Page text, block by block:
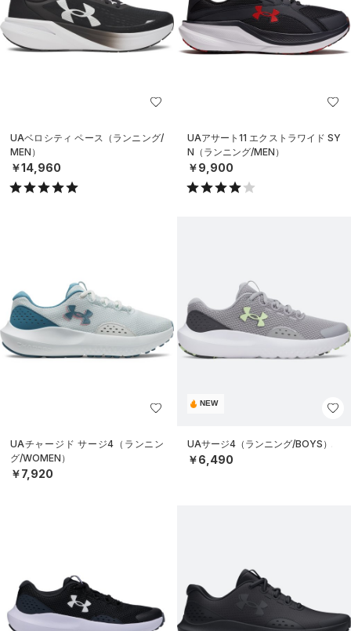
UAベロシティ ペース（ランニング/
MEN）
￥14,960
UAアサート11 エクストラワイド SY
N（ランニング/MEN）
￥9,900
UAチャージド サージ4（ランニン
グ/WOMEN）
￥7,920
NEW
UAサージ4（ランニング/BOYS）
￥6,490